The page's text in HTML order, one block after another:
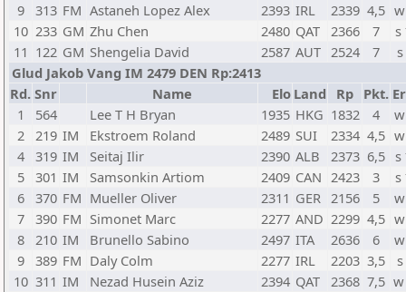
9 313 FM Astaneh Lopez Alex 2393 IRL 2339 4,5
10 233 GM Zhu Chen 2480 QAT 2366 7
s
11 122 GM Shengelia David 2587 AUT 2524 7
Glud Jakob Vang IM 2479 DEN Rp:2413
Rd. Snr Name Elo Land Rp Pkt.
1
564 Lee T H Bryan 1935 HKG 1832 4
2 219 IM Ekstroem Roland 2489 SUI 2334 4,5
4 319 IM Seitaj Ilir 2390 ALB 2373 6,5
5 301 IM Samsonkin Artiom 2409 CAN 2423 3
s
6 370 FM Mueller Oliver 2311 GER 2156 5
7 390 FM Simonet Marc 2277 AND 2299 4,5
8 210 IM Brunello Sabino 2497 ITA 2636 6
9 389 FM Daly Colm 2277 IRL 2203 3,5
10 311 IM Nezad Husein Aziz 2394 QAT 2368 7,5